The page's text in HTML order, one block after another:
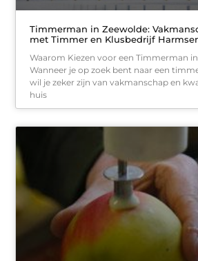
Timmerman in Zeewolde:
met Timmer en Klusbedrijf
Waarom Kiezen voor een Timmerman
Wanneer je op zoek bent naar een
wil je zeker zijn van vakmanschap en
huis